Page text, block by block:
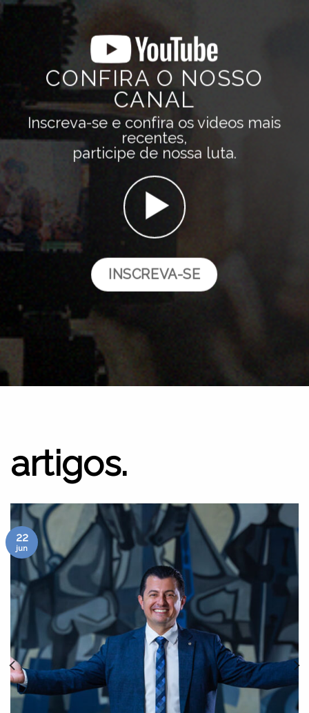
CONFIRA O NOSSO
CANAL
Inscreva-se e confira os videos mais
recentes,
participe de nossa luta.
INSCREVA-SE
artigos.
22
jun